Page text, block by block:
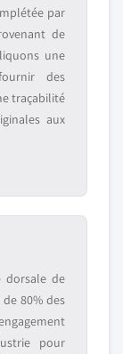
par
de
une
des
traçabilité
aux
dorsale de
80% des
pour